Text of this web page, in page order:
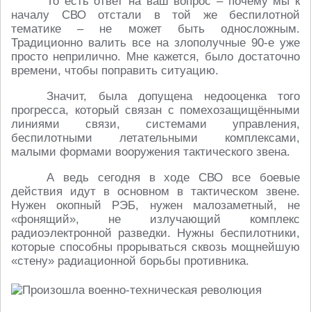
началу СВО отстали в той же беспилотной
тематике – не может быть односложным.
Традиционно валить все на злополучные 90-е уже
просто неприлично. Мне кажется, было достаточно
времени, чтобы поправить ситуацию.
Значит, была допущена недооценка того
прогресса, который связан с помехозащищёнными
линиями связи, системами управления,
беспилотными летательными комплексами,
малыми формами вооружения тактического звена.
А ведь сегодня в ходе СВО все боевые
действия идут в основном в тактическом звене.
Нужен окопный РЭБ, нужен малозаметный, не
«фонящий», не излучающий комплекс
радиоэлектронной разведки. Нужны беспилотники,
которые способны прорываться сквозь мощнейшую
«стену» радиационной борьбы противника.